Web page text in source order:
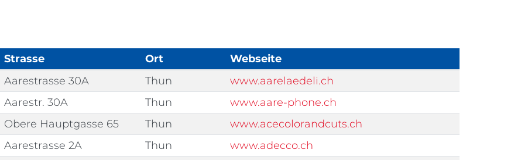
Strasse Ort
Webseite
Aarestrasse 30A Thun
www.aarelaedeli.ch
Aarestr. 30A Thun
www.aare-phone.ch
Obere Hauptgasse 65 Thun
www.acecolorandcuts.ch
Aarestrasse 2A Thun
www.adecco.ch